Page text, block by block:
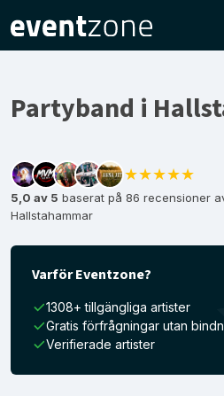
Partyband i
★★★★★
5,0 av 5 baserat på 86 recensioner
Hallstahammar
Varför Eventzone?
1308+ tillgängliga artister
Gratis förfrågningar utan
Verifierade artister